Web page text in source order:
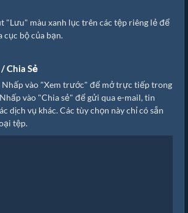
"Lưu" màu xanh lục trên các tệp riêng lẻ để
cục bộ của bạn.
Chia Sẻ
Nhấp vào "Xem trước" để mở trực tiếp trong
vào "Chia sẻ" để gửi qua e-mail, tin
dịch vụ khác. Các tùy chọn này chỉ có sẵn
tệp.